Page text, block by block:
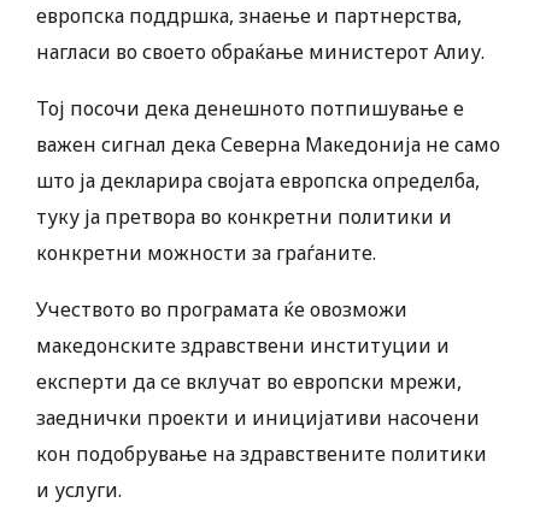
европска поддршка, знаење и партнерства,
нагласи во своето обраќање министерот Алиу.
Тој посочи дека денешното потпишување е
важен сигнал дека Северна Македонија не само
што ја декларира својата европска определба,
туку ја претвора во конкретни политики и
конкретни можности за граѓаните.
Учеството во програмата ќе овозможи
македонските здравствени институции и
експерти да се вклучат во европски мрежи,
заеднички проекти и иницијативи насочени
кон подобрување на здравствените политики
и услуги.